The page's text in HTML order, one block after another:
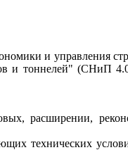
и управления
и тоннелей" (СНиП
расширении,
технических